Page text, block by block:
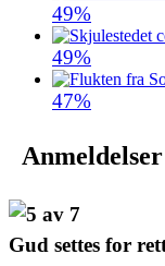
49%
49%
47%
Anmeldelser
Gud settes for